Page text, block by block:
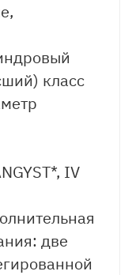
класс
IV
две